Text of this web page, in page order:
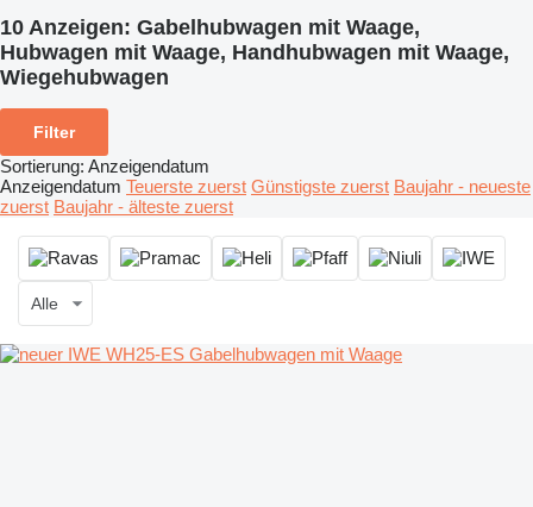
10 Anzeigen: Gabelhubwagen mit Waage,
Hubwagen mit Waage, Handhubwagen mit Waage,
Wiegehubwagen
Filter
Sortierung: Anzeigendatum
Anzeigendatum Teuerste zuerst Günstigste zuerst Baujahr - neueste
zuerst Baujahr - älteste zuerst
Alle